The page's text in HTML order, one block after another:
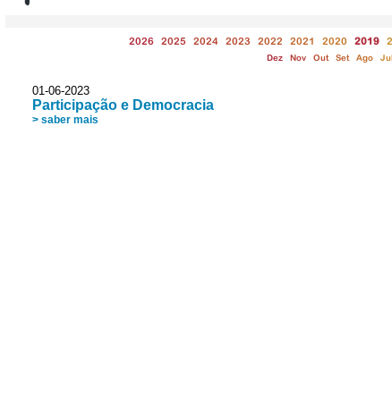
2026 2025 2024 2023 2022 2021 2020 2019
Dez Nov Out Set Ago Jul
01-06-2023
Participação e Democracia
> saber mais